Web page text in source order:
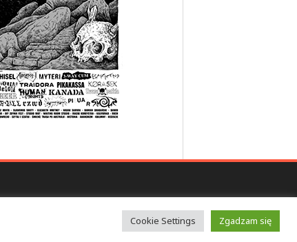
Cookie Settings Zgadzam się